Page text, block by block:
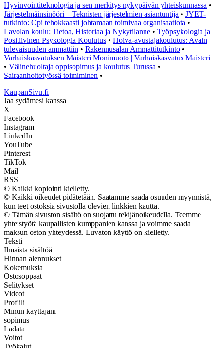
Hyvinvointiteknologia ja sen merkitys nykypäivän yhteiskunnassa •
Järjestelmäinsinööri – Teknisten järjestelmien asiantuntija • JYET-
tutkinto: Opi tehokkaasti johtamaan toimivaa organisaatiota •
Lavolan koulu: Tietoa, Historiaa ja Nykytilanne • Työpsykologia ja
Positiivinen Psykologia Koulutus • Hoiva-avustajakoulutus: Avain
tulevaisuuden ammattiin • Rakennusalan Ammattitutkinto •
Varhaiskasvatuksen Maisteri Monimuoto | Varhaiskasvatus Maisteri
• Välinehuoltaja oppisopimus ja koulutus Turussa •
Sairaanhoitotyössä toimiminen •
KaupanSivu.fi
Jaa sydämesi kanssa
X
Facebook
Instagram
LinkedIn
YouTube
Pinterest
TikTok
Mail
RSS
© Kaikki kopiointi kielletty.
© Kaikki oikeudet pidätetään. Saatamme saada osuuden myynnistä,
kun teet ostoksia sivustolla olevien linkkien kautta.
© Tämän sivuston sisältö on suojattu tekijänoikeudella. Teemme
yhteistyötä kaupallisten kumppanien kanssa ja voimme saada
maksun oston yhteydessä. Luvaton käyttö on kielletty.
Teksti
Ilmaista sisältöä
Hinnan alennukset
Kokemuksia
Ostosoppaat
Selitykset
Videot
Profiili
Minun käyttäjäni
sopimus
Ladata
Voitot
Työkalut